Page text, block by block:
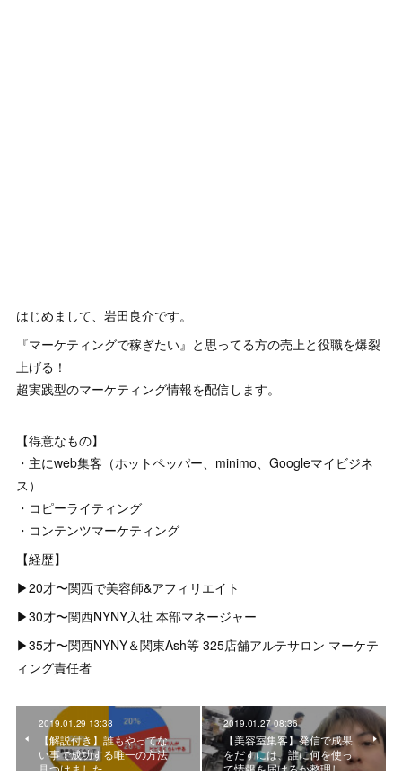
はじめまして、岩田良介です。
『マーケティングで稼ぎたい』と思ってる方の売上と役職を爆裂
上げる！
超実践型のマーケティング情報を配信します。
【得意なもの】
・主にweb集客（ホットペッパー、minimo、Googleマイビジネ
ス）
・コピーライティング
・コンテンツマーケティング
【経歴】
▶︎20才〜関西で美容師&アフィリエイト
▶︎30才〜関西NYNY入社 本部マネージャー
▶︎35才〜関西NYNY＆関東Ash等 325店舗アルテサロン マーケテ
ィング責任者
2019.01.29 13:38
【解説付き】誰もやってな
い事で成功する唯一の方法
見つけました
2019.01.27 08:36
【美容室集客】発信で成果
をだすには、誰に何を使っ
て情報を届けるか整理し…